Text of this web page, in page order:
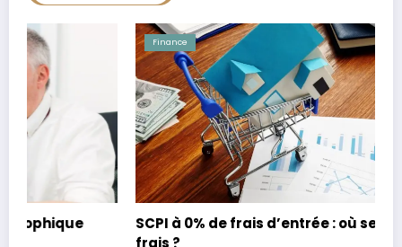
Finance
SCPI à 0% de frais d’entrée : où se cachent les